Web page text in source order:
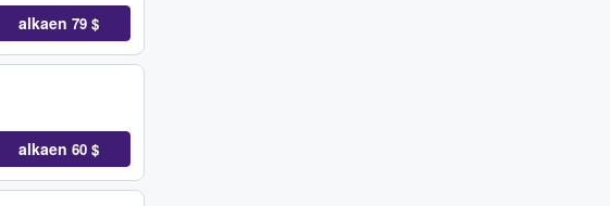
alkaen 79 $
alkaen 60 $